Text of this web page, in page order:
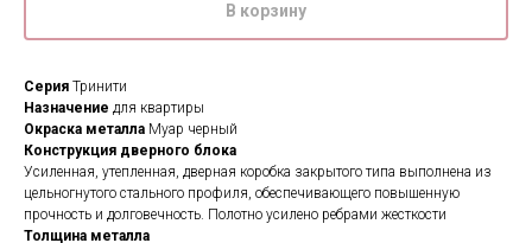
В корзину
Серия Тринити
Назначение для квартиры
Окраска металла Муар черный
Конструкция дверного блока
Усиленная, утепленная, дверная коробка закрытого типа выполнена из
цельногнутого стального профиля, обеспечивающего повышенную
прочность и долговечность. Полотно усилено ребрами жесткости
Толщина металла